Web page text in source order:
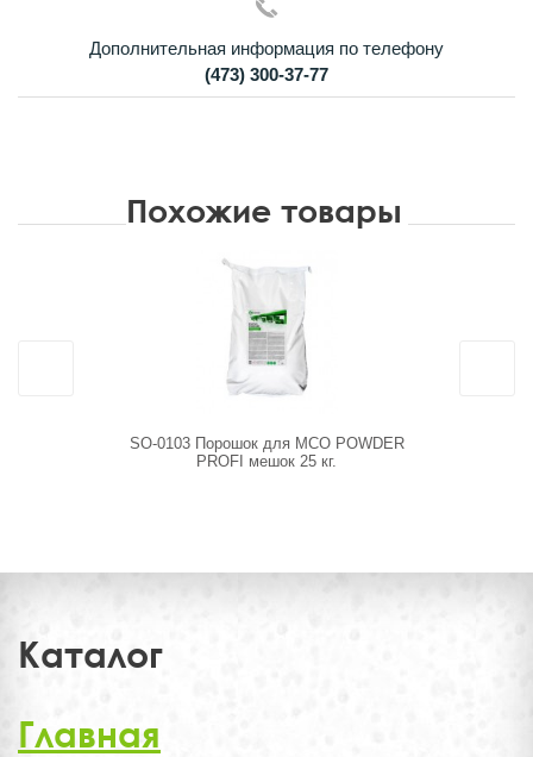
Дополнительная информация по телефону
(473) 300-37-77
Похожие товары
SO-0103 Порошок для МСО POWDER
PROFI мешок 25 кг.
Каталог
Главная